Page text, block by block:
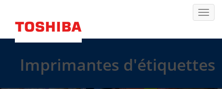
Imprimantes d'étiquettes